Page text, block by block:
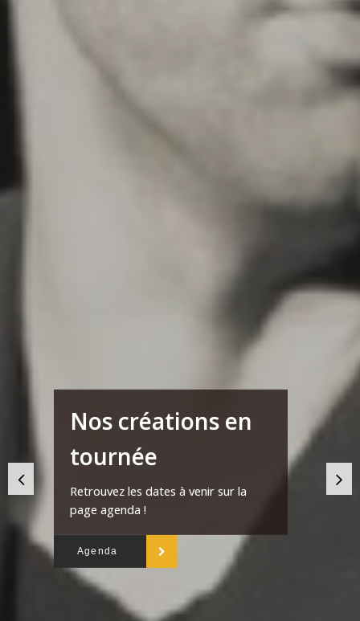
Nos créations en
tournée
Retrouvez les dates à venir sur la
page agenda !
Agenda